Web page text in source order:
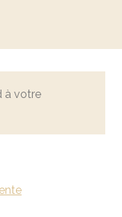
à votre